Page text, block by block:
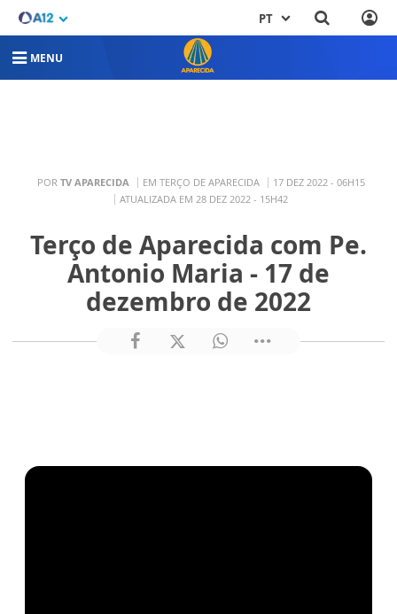
PT
MENU
POR TV APARECIDA EM TERÇO DE APARECIDA
17 DEZ 2022 - 06H15
ATUALIZADA EM 28 DEZ 2022 - 15H42
Terço de Aparecida com Pe.
Antonio Maria - 17 de
dezembro de 2022